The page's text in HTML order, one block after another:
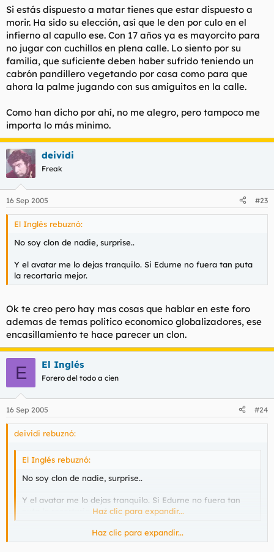
Si estás dispuesto a matar tienes que estar dispuesto a
morir. Ha sido su elección, así que le den por culo en el
infierno al capullo ese. Con 17 años ya es mayorcito para
no jugar con cuchillos en plena calle. Lo siento por su
familia, que suficiente deben haber sufrido teniendo un
cabrón pandillero vegetando por casa como para que
ahora la palme jugando con sus amiguitos en la calle.
Como han dicho por ahí, no me alegro, pero tampoco me
importa lo más mínimo.
deividi
Freak
16 Sep 2005 #23
El Inglés rebuznó:
No soy clon de nadie, surprise..
Y el avatar me lo dejas tranquilo. Si Edurne no fuera tan puta
la recortaria mejor.
Ok te creo pero hay mas cosas que hablar en este foro
ademas de temas politico economico globalizadores, ese
encasillamiento te hace parecer un clon.
E El Inglés
Forero del todo a cien
16 Sep 2005 #24
deividi rebuznó:
El Inglés rebuznó:
No soy clon de nadie, surprise..
Y el avatar me lo dejas tranquilo. Si Edurne no fuera tan
puta la recortaria mejor.Haz clic para expandir...
Ok te creo pero hay mas cosas que hablar en este foro ademas
Haz clic para expandir...